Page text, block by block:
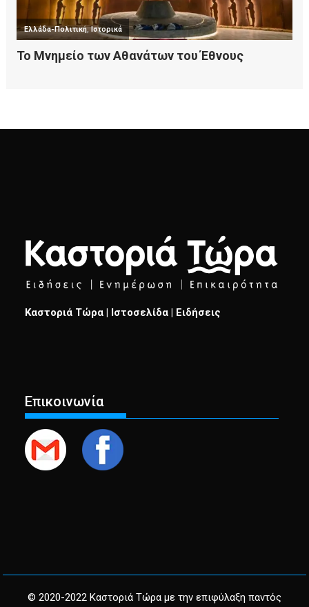
Καστοριά Τώρα | Ιστοσελίδα | Ειδήσεις
Επικοινωνία
© 2020-2022 Καστοριά Τώρα με την επιφύλαξη παντός